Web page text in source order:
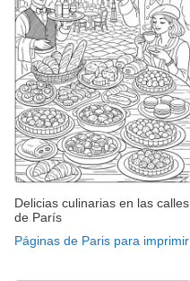
Delicias culinarias en las calles
de París
Páginas de Paris para imprimir